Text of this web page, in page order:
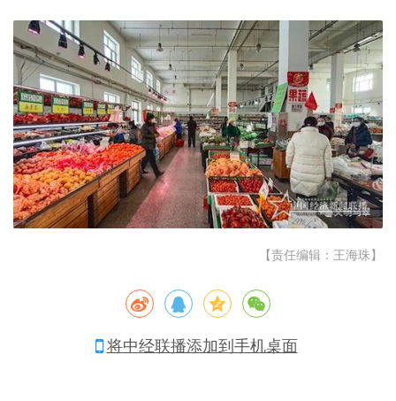
【责任编辑：王海珠】
将中经联播添加到手机桌面